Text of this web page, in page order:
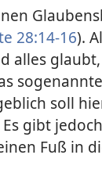
28:14-16).
alles
soll
gibt
Fuß in